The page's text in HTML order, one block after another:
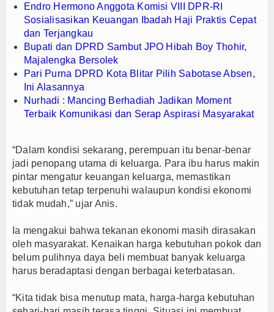
Endro Hermono Anggota Komisi VIII DPR-RI
Sosialisasikan Keuangan Ibadah Haji Praktis Cepat
dan Terjangkau
Bupati dan DPRD Sambut JPO Hibah Boy Thohir,
Majalengka Bersolek
Pari Purna DPRD Kota Blitar Pilih Sabotase Absen,
Ini Alasannya
Nurhadi : Mancing Berhadiah Jadikan Moment
Terbaik Komunikasi dan Serap Aspirasi Masyarakat
“Dalam kondisi sekarang, perempuan itu benar-benar
jadi penopang utama di keluarga. Para ibu harus makin
pintar mengatur keuangan keluarga, memastikan
kebutuhan tetap terpenuhi walaupun kondisi ekonomi
tidak mudah,” ujar Anis.
Ia mengakui bahwa tekanan ekonomi masih dirasakan
oleh masyarakat. Kenaikan harga kebutuhan pokok dan
belum pulihnya daya beli membuat banyak keluarga
harus beradaptasi dengan berbagai keterbatasan.
“Kita tidak bisa menutup mata, harga-harga kebutuhan